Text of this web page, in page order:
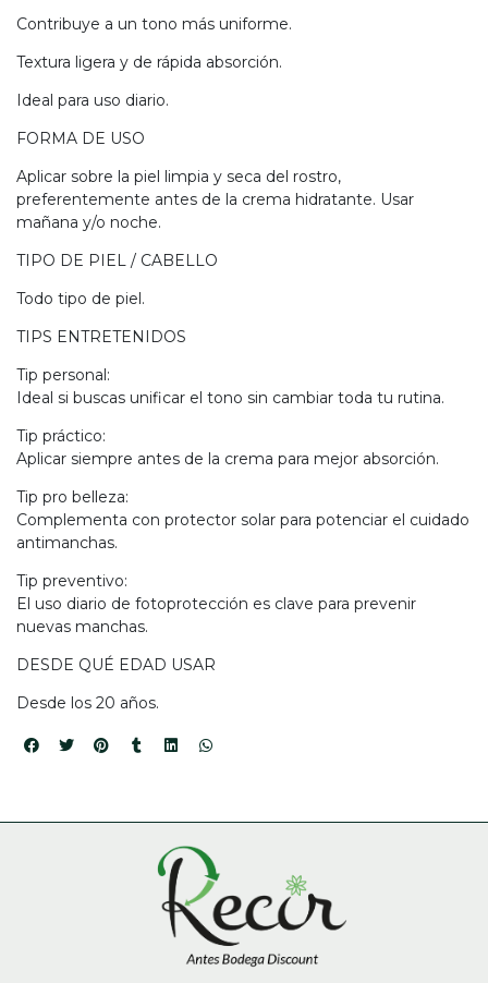
Contribuye a un tono más uniforme.
Textura ligera y de rápida absorción.
Ideal para uso diario.
FORMA DE USO
Aplicar sobre la piel limpia y seca del rostro,
preferentemente antes de la crema hidratante. Usar
mañana y/o noche.
TIPO DE PIEL / CABELLO
Todo tipo de piel.
TIPS ENTRETENIDOS
Tip personal:
Ideal si buscas unificar el tono sin cambiar toda tu rutina.
Tip práctico:
Aplicar siempre antes de la crema para mejor absorción.
Tip pro belleza:
Complementa con protector solar para potenciar el cuidado
antimanchas.
Tip preventivo:
El uso diario de fotoprotección es clave para prevenir
nuevas manchas.
DESDE QUÉ EDAD USAR
Desde los 20 años.